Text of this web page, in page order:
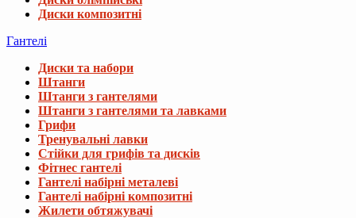
Диски композитні
Гантелі
Диски та набори
Штанги
Штанги з гантелями
Штанги з гантелями та лавками
Грифи
Тренувальні лавки
Стійки для грифів та дисків
Фітнес гантелі
Гантелі набірні металеві
Гантелі набірні композитні
Жилети обтяжувачі